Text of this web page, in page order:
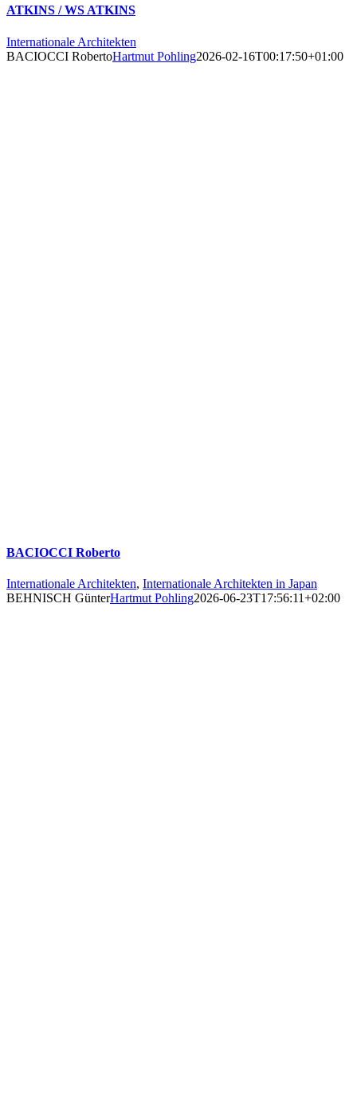
ATKINS / WS ATKINS
Internationale Architekten
BACIOCCI RobertoHartmut Pohling2026-02-16T00:17:50+01:00
BACIOCCI Roberto
Internationale Architekten, Internationale Architekten in Japan
BEHNISCH GünterHartmut Pohling2026-06-23T17:56:11+02:00